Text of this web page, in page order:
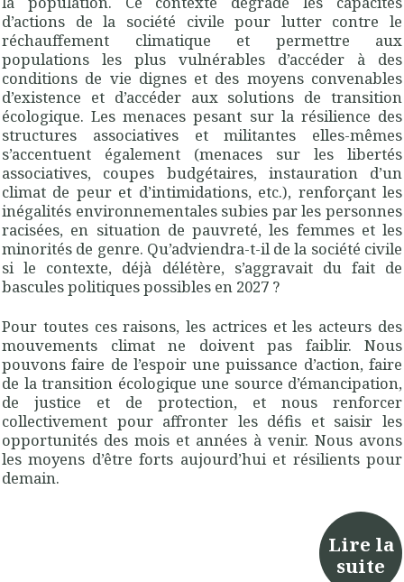
d’actions de la société civile pour lutter contre le
réchauffement climatique et permettre aux
populations les plus vulnérables d’accéder à des
conditions de vie dignes et des moyens convenables
d’existence et d’accéder aux solutions de transition
écologique. Les menaces pesant sur la résilience des
structures associatives et militantes elles-mêmes
s’accentuent également (menaces sur les libertés
associatives, coupes budgétaires, instauration d’un
climat de peur et d’intimidations, etc.), renforçant les
inégalités environnementales subies par les personnes
racisées, en situation de pauvreté, les femmes et les
minorités de genre. Qu’adviendra-t-il de la société civile
si le contexte, déjà délétère, s’aggravait du fait de
bascules politiques possibles en 2027 ?
Pour toutes ces raisons, les actrices et les acteurs des
mouvements climat ne doivent pas faiblir. Nous
pouvons faire de l’espoir une puissance d’action, faire
de la transition écologique une source d’émancipation,
de justice et de protection, et nous renforcer
collectivement pour affronter les défis et saisir les
opportunités des mois et années à venir. Nous avons
les moyens d’être forts aujourd’hui et résilients pour
demain.
Lire la
suite